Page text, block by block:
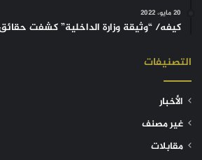
20 مايو، 2022
كيفه/ “وثيقة وزارة الداخلية” كشفت
التصنيفات
الأخبار
غير مصنف
مقابلات